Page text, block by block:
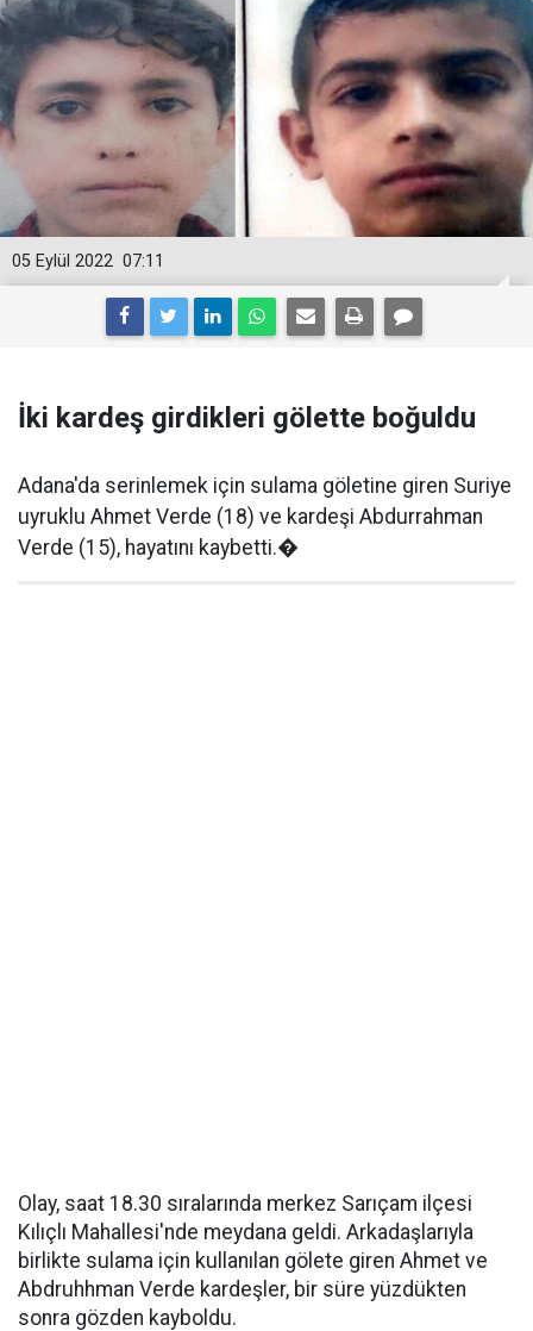
07:11
05 Eylül 2022
İki kardeş girdikleri gölette boğuldu
Adana'da serinlemek için sulama göletine giren Suriye
uyruklu Ahmet Verde (18) ve kardeşi Abdurrahman
Verde (15), hayatını kaybetti.�
Olay, saat 18.30 sıralarında merkez Sarıçam ilçesi
Kılıçlı Mahallesi'nde meydana geldi. Arkadaşlarıyla
birlikte sulama için kullanılan gölete giren Ahmet ve
Abdruhhman Verde kardeşler, bir süre yüzdükten
sonra gözden kayboldu.